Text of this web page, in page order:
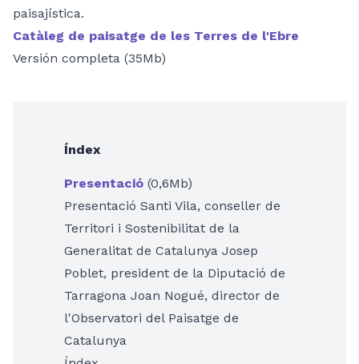
paisajística.
Catàleg de paisatge de les Terres de l'Ebre
Versión completa (35Mb)
Índex
Presentació (0,6Mb)
Presentació Santi Vila, conseller de
Territori i Sostenibilitat de la
Generalitat de Catalunya Josep
Poblet, president de la Diputació de
Tarragona Joan Nogué, director de
l'Observatori del Paisatge de
Catalunya